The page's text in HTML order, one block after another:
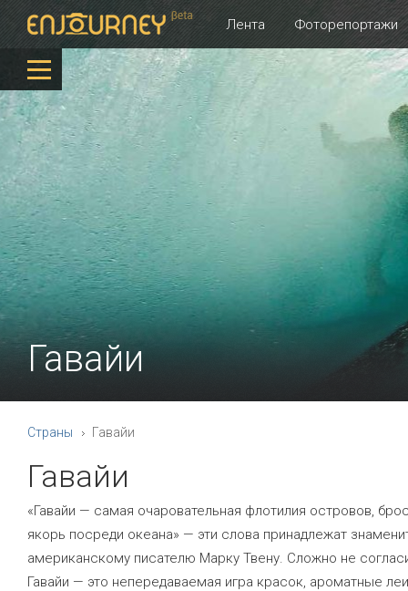
Лента Фоторепортажи
Гавайи
Страны Гавайи
Гавайи
«Гавайи — самая очаровательная флотилия островов,
якорь посреди океана» — эти слова принадлежат
американскому писателю Марку Твену. Сложно не
Гавайи — это непередаваемая игра красок, ароматные